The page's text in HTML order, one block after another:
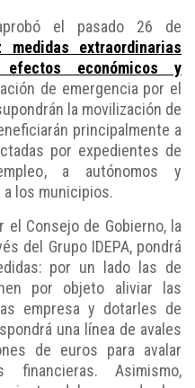
el pasado 26 de
extraordinarias
económicos y
de emergencia por el
la movilización de
principalmente a
por expedientes de
a autónomos y
los municipios.
el Consejo de Gobierno, la
del Grupo IDEPA, pondrá
por un lado las de
por objeto aliviar las
empresa y dotarles de
una línea de avales
de euros para avalar
financieras. Asimismo,